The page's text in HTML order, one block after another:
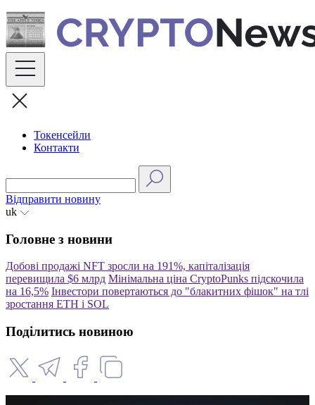
Skip
to
content
Токенсейли
Контакти
Відправити новину
uk
Головне з новини
Добові продажі NFT зросли на 191%, капіталізація
перевищила $6 млрд Мінімальна ціна CryptoPunks підскочила
на 16,5% Інвестори повертаються до "блакитних фішок" на тлі
зростання ETH і SOL
Поділитись новиною